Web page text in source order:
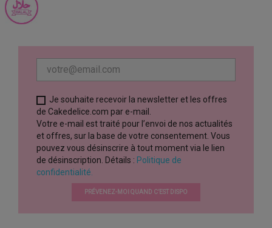
Je souhaite recevoir la newsletter et les offres
de Cakedelice.com par e-mail.
Votre e-mail est traité pour l’envoi de nos actualités
et offres, sur la base de votre consentement. Vous
pouvez vous désinscrire à tout moment via le lien
de désinscription. Détails : Politique de
confidentialité.
PRÉVENEZ-MOI QUAND C’EST DISPO